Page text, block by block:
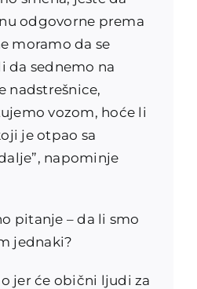
odgovorne prema
moramo da se
da sednemo na
nadstrešnice,
vozom, hoće li
je otpao sa
napominje
pitanje – da li smo
jednaki?
jer će obični ljudi za